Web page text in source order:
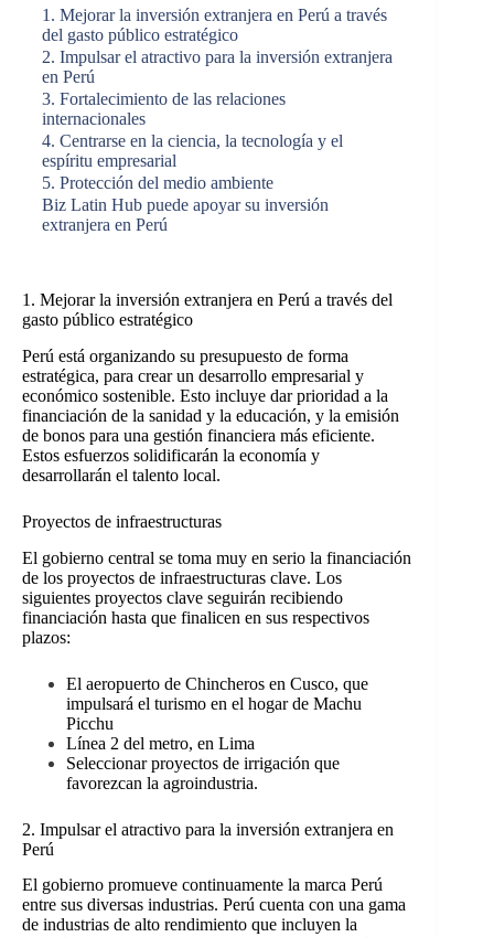
1. Mejorar la inversión extranjera en Perú a través
del gasto público estratégico
2. Impulsar el atractivo para la inversión extranjera
en Perú
3. Fortalecimiento de las relaciones
internacionales
4. Centrarse en la ciencia, la tecnología y el
espíritu empresarial
5. Protección del medio ambiente
Biz Latin Hub puede apoyar su inversión
extranjera en Perú
1. Mejorar la inversión extranjera en Perú a través del
gasto público estratégico
Perú está organizando su presupuesto de forma
estratégica, para crear un desarrollo empresarial y
económico sostenible. Esto incluye dar prioridad a la
financiación de la sanidad y la educación, y la emisión
de bonos para una gestión financiera más eficiente.
Estos esfuerzos solidificarán la economía y
desarrollarán el talento local.
Proyectos de infraestructuras
El gobierno central se toma muy en serio la financiación
de los proyectos de infraestructuras clave. Los
siguientes proyectos clave seguirán recibiendo
financiación hasta que finalicen en sus respectivos
plazos:
El aeropuerto de Chincheros en Cusco, que
impulsará el turismo en el hogar de Machu
Picchu
Línea 2 del metro, en Lima
Seleccionar proyectos de irrigación que
favorezcan la agroindustria.
2. Impulsar el atractivo para la inversión extranjera en
Perú
El gobierno promueve continuamente la marca Perú
entre sus diversas industrias. Perú cuenta con una gama
de industrias de alto rendimiento que incluyen la